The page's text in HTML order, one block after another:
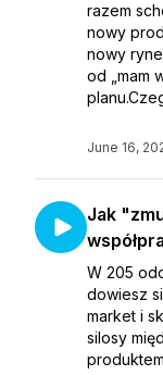
razem
nowy
nowy
od „mam
June 16,
Jak
W 205
dowiesz
market i
silosy